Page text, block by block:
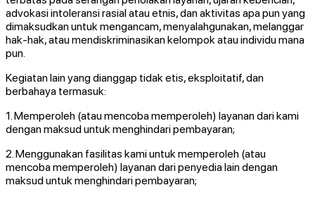
advokasi intoleransi rasial atau etnis, dan aktivitas apa pun yang
dimaksudkan untuk mengancam, menyalahgunakan, melanggar
hak-hak, atau mendiskriminasikan kelompok atau individu mana
pun.
Kegiatan lain yang dianggap tidak etis, eksploitatif, dan
berbahaya termasuk:
1. Memperoleh (atau mencoba memperoleh) layanan dari kami
dengan maksud untuk menghindari pembayaran;
2. Menggunakan fasilitas kami untuk memperoleh (atau
mencoba memperoleh) layanan dari penyedia lain dengan
maksud untuk menghindari pembayaran;